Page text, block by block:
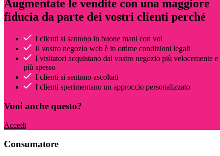
Augmentate le vendite con una maggiore
fiducia da parte dei vostri clienti perché
I clienti si sentono in buone mani con voi
Il vostro negozio web è in ottime condizioni legali
I visitatori acquistano dal vostro negozio più velocemente e
più spesso
I clienti si sentono ascoltati
I clienti sperimentano un approccio personalizzato
Vuoi anche questo?
Accedi
Consumatore